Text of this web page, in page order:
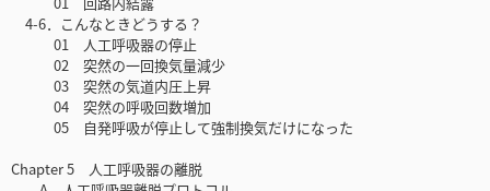
4-6．こんなときどうする？
01 人工呼吸器の停止
02 突然の一回換気量減少
03 突然の気道内圧上昇
04 突然の呼吸回数増加
05 自発呼吸が停止して強制換気だけになった
Chapter 5 人工呼吸器の離脱